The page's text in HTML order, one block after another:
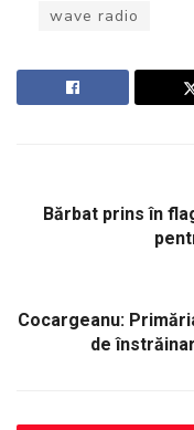
wave radio
Bărbat prins în
Cocargeanu:
de